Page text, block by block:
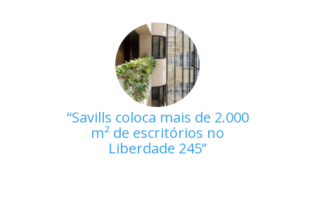
Savills coloca mais de 2.000
m² de escritórios no
Liberdade 245